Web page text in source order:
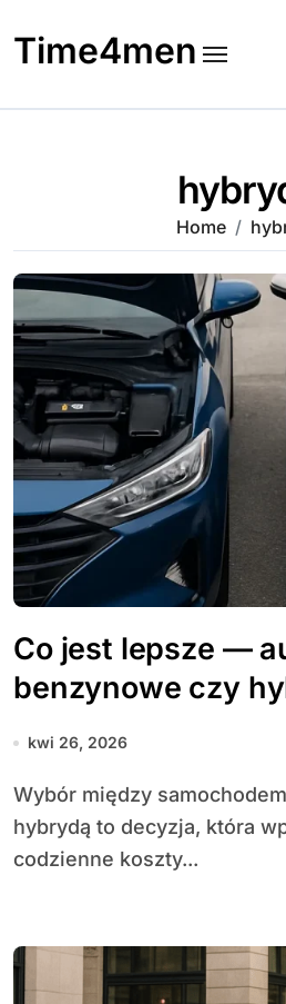
to
content
Time4men
Home
Co jest lepsze —
benzynowe czy
kwi 26, 2026
Wybór między samochodem benzynowym a
hybrydą to decyzja, która
codzienne koszty...